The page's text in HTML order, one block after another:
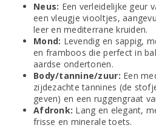
Neus: Een verleidelijke geur
een vleugje viooltjes,
leer en mediterrane kruiden.
Mond: Levendig en sappig,
en framboos die perfect in
aardse ondertonen.
Body/tannine/zuur: Een
zijdezachte tannines (de
geven) en een ruggengraat
Afdronk: Lang en elegant,
frisse en minerale toets.